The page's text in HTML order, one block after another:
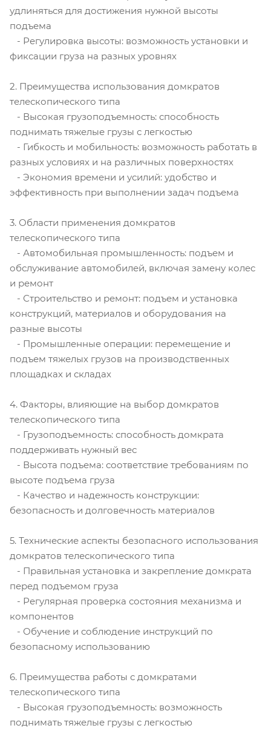
удлиняться для достижения нужной высоты
подъема
- Регулировка высоты: возможность установки и
фиксации груза на разных уровнях
2. Преимущества использования домкратов
телескопического типа
- Высокая грузоподъемность: способность
поднимать тяжелые грузы с легкостью
- Гибкость и мобильность: возможность работать в
разных условиях и на различных поверхностях
- Экономия времени и усилий: удобство и
эффективность при выполнении задач подъема
3. Области применения домкратов
телескопического типа
- Автомобильная промышленность: подъем и
обслуживание автомобилей, включая замену колес
и ремонт
- Строительство и ремонт: подъем и установка
конструкций, материалов и оборудования на
разные высоты
- Промышленные операции: перемещение и
подъем тяжелых грузов на производственных
площадках и складах
4. Факторы, влияющие на выбор домкратов
телескопического типа
- Грузоподъемность: способность домкрата
поддерживать нужный вес
- Высота подъема: соответствие требованиям по
высоте подъема груза
- Качество и надежность конструкции:
безопасность и долговечность материалов
5. Технические аспекты безопасного использования
домкратов телескопического типа
- Правильная установка и закрепление домкрата
перед подъемом груза
- Регулярная проверка состояния механизма и
компонентов
- Обучение и соблюдение инструкций по
безопасному использованию
6. Преимущества работы с домкратами
телескопического типа
- Высокая грузоподъемность: возможность
поднимать тяжелые грузы с легкостью